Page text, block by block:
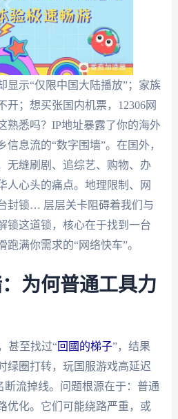
显示“仅限中国大陆播放”；家族
开；想买张国内机票，12306网
悉吗？IP地址暴露了你的海外
息流的“数字围墙”。在国外，
无缝刷剧、追综艺、购物、办
人心头的痛点。地理限制、网
封锁… 层层关卡阻碍着我们与
锁这道锁，核心在于找到一台
满你需求的“网络快车”。
为何普通工具力
甚至找过“回國的梯子”，结果
绿圈打转，玩国服游戏高延迟
断流掉线。问题根源在于：普通
优化。它们可能绕路严重，或